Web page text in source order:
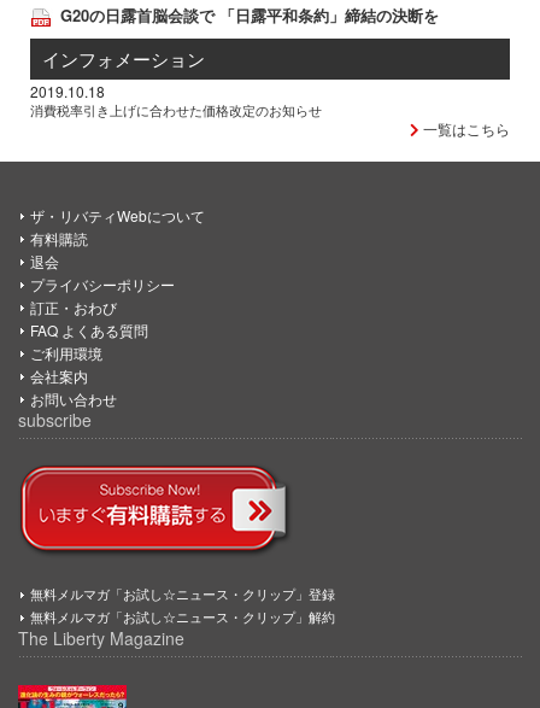
G20の日露首脳会談で 「日露平和条約」締結の決断を
インフォメーション
2019.10.18
消費税率引き上げに合わせた価格改定のお知らせ
一覧はこちら
ザ・リバティWebについて
有料購読
退会
プライバシーポリシー
訂正・おわび
FAQ よくある質問
ご利用環境
会社案内
お問い合わせ
subscribe
無料メルマガ「お試し☆ニュース・クリップ」登録
無料メルマガ「お試し☆ニュース・クリップ」解約
The Liberty Magazine